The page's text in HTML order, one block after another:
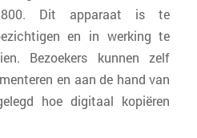
Dit apparaat is te
en in werking te
Bezoekers kunnen zelf
en aan de hand van
hoe digitaal kopiëren